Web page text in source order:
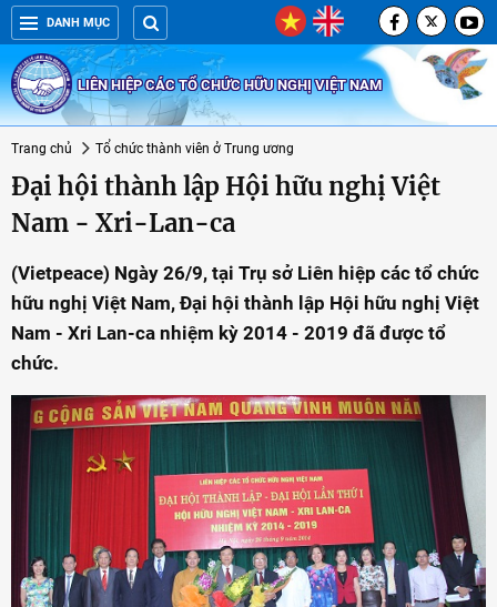
DANH MỤC
LIÊN HIỆP CÁC TỔ CHỨC HỮU NGHỊ VIỆT NAM
Trang chủ Tổ chức thành viên ở Trung ương
Đại hội thành lập Hội hữu nghị Việt
Nam - Xri-Lan-ca
(Vietpeace) Ngày 26/9, tại Trụ sở Liên hiệp các tổ chức
hữu nghị Việt Nam, Đại hội thành lập Hội hữu nghị Việt
Nam - Xri Lan-ca nhiệm kỳ 2014 - 2019 đã được tổ
chức.